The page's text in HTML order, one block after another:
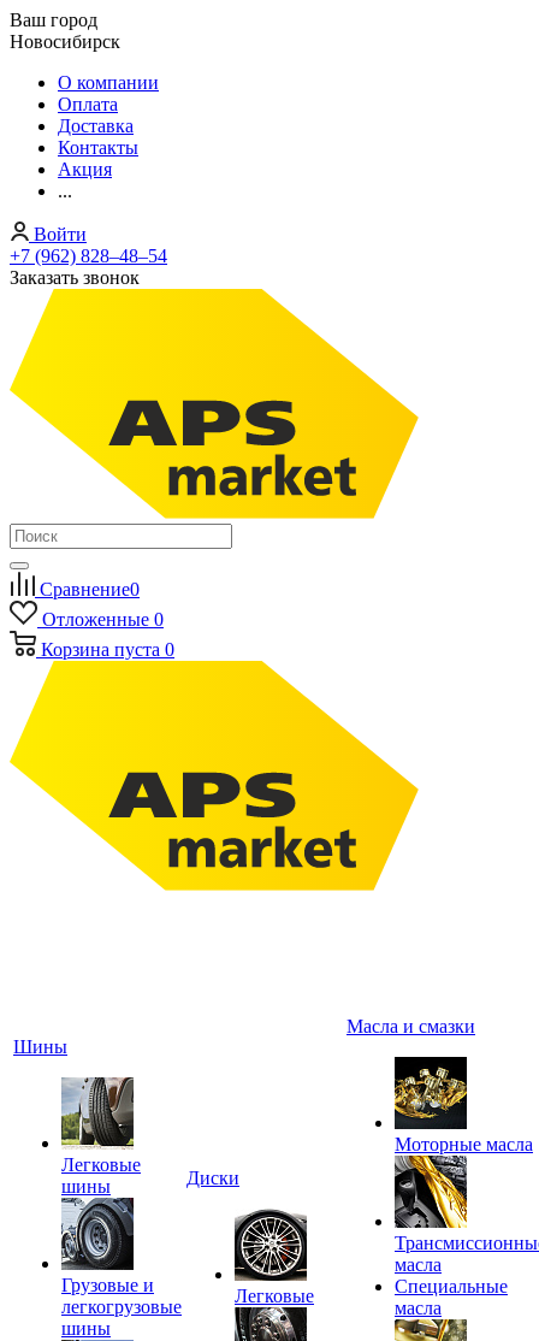
Ваш город
Новосибирск
О компании
Оплата
Доставка
Контакты
Акция
...
Войти
+7 (962) 828‒48‒54
Заказать звонок
Сравнение0
Отложенные 0
Корзина пуста 0
Шины
Легковые
шины
Грузовые и
легкогрузовые
шины
Диски
Легковые
Масла и смазки
Моторные масла
масла
Специальные
масла